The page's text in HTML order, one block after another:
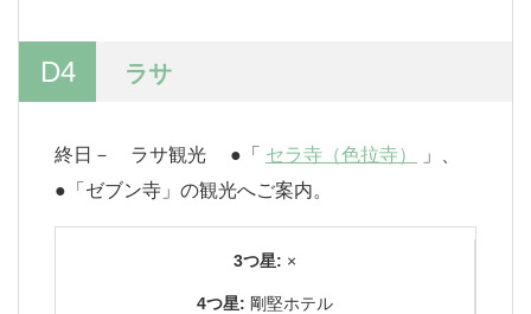
D4 ラサ
終日－ ラサ観光 ●「 セラ寺（色拉寺）
」、
●「ゼブン寺」の観光へご案内。
3つ星: ×
4つ星: 剛堅ホテル